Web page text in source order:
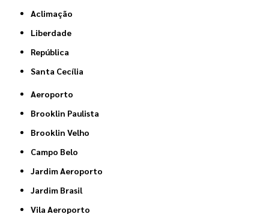
Aclimação
Liberdade
República
Santa Cecília
Aeroporto
Brooklin Paulista
Brooklin Velho
Campo Belo
Jardim Aeroporto
Jardim Brasil
Vila Aeroporto